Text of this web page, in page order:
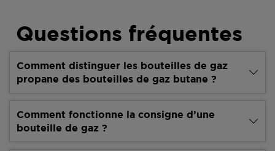
Questions fréquentes
Comment distinguer les bouteilles de gaz
propane des bouteilles de gaz butane ?
Comment fonctionne la consigne d’une
bouteille de gaz ?